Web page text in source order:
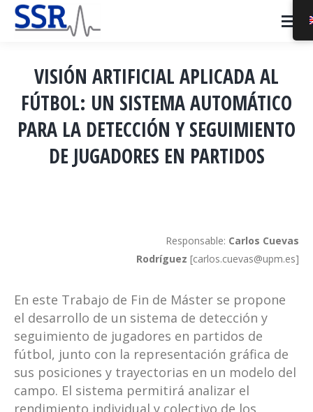
VISIÓN ARTIFICIAL APLICADA AL
FÚTBOL: UN SISTEMA AUTOMÁTICO
PARA LA DETECCIÓN Y SEGUIMIENTO
DE JUGADORES EN PARTIDOS
Responsable: Carlos Cuevas
Rodríguez [carlos.cuevas@upm.es]
En este Trabajo de Fin de Máster se propone
el desarrollo de un sistema de detección y
seguimiento de jugadores en partidos de
fútbol, junto con la representación gráfica de
sus posiciones y trayectorias en un modelo del
campo. El sistema permitirá analizar el
rendimiento individual y colectivo de los